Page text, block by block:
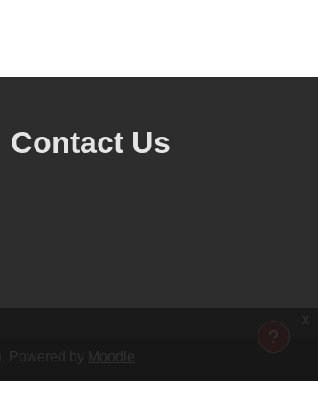
x
Contact Us
Powered by Moodle